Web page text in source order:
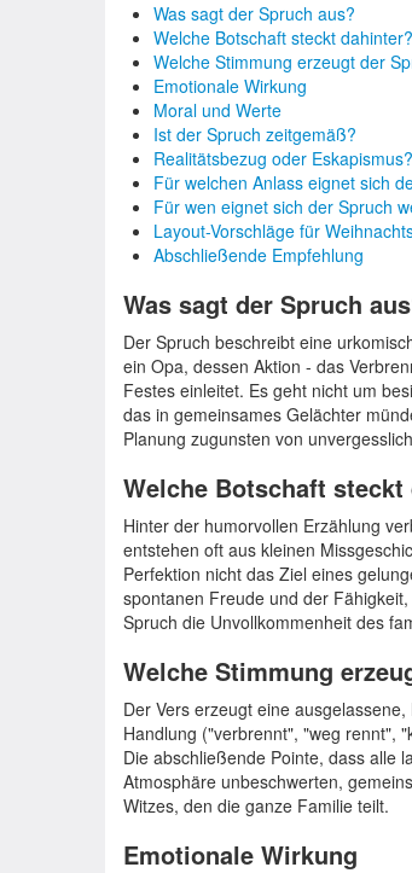
Was sagt der Spruch aus?
Welche Botschaft steckt dahinter?
Welche Stimmung erzeugt der
Emotionale Wirkung
Moral und Werte
Ist der Spruch zeitgemäß?
Realitätsbezug oder Eskapismus?
Für welchen Anlass eignet sich
Für wen eignet sich der Spruch
Layout-Vorschläge für
Abschließende Empfehlung
Was sagt der Spruch
Der Spruch beschreibt eine
ein Opa, dessen Aktion - das
Festes einleitet. Es geht nicht um
das in gemeinsames Gelächter
Planung zugunsten von
Welche Botschaft steckt
Hinter der humorvollen Erzählung
entstehen oft aus kleinen
Perfektion nicht das Ziel eines
spontanen Freude und der
Spruch die Unvollkommenheit des
Welche Stimmung
Der Vers erzeugt eine
Handlung ("verbrennt", "weg rennt",
Die abschließende Pointe, dass alle
Atmosphäre unbeschwerten,
Witzes, den die ganze Familie teilt.
Emotionale Wirkung